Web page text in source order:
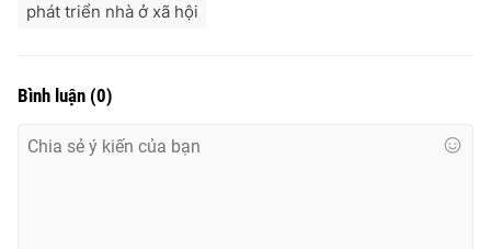
phát triển nhà ở xã hội
Bình luận (0)